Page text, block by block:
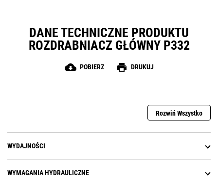
DANE TECHNICZNE PRODUKTU
ROZDRABNIACZ GŁÓWNY P332
cloud_download POBIERZ print DRUKUJ
Rozwiń Wszystko
WYDAJNOŚCI
WYMAGANIA HYDRAULICZNE